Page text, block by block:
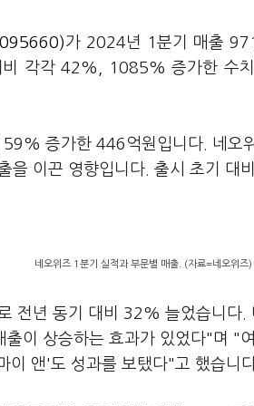
가 2024년 1분기 매출
각각 42%, 1085% 증가한 수
59% 증가한 446억원입니다. 네오
을 이끈 영향입니다. 출시 초기 대
네오위즈 1분기 실적과 부문별 매출. (자료=네오위즈)
전년 동기 대비 32% 늘었습니다
출이 상승하는 효과가 있었다"며 "
앤'도 성과를 보탰다"고 했습니